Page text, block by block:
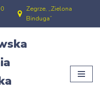
Zegrze, „Zielona
Binduga”